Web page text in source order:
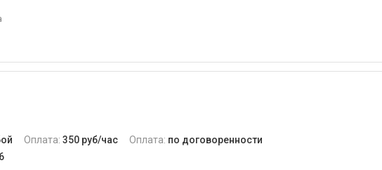
Оплата: 350 руб/час Оплата: по договоренности